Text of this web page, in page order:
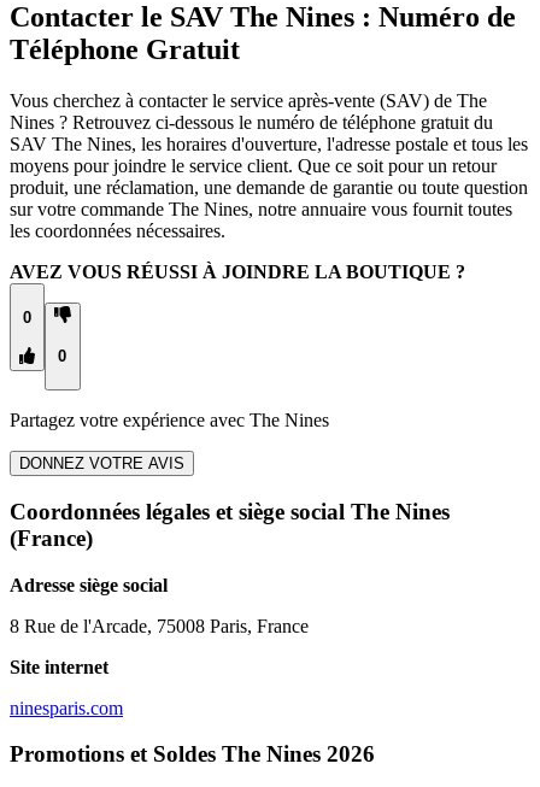
Contacter le SAV The Nines : Numéro de
Téléphone Gratuit
Vous cherchez à contacter le service après-vente (SAV) de The
Nines ? Retrouvez ci-dessous le numéro de téléphone gratuit du
SAV The Nines, les horaires d'ouverture, l'adresse postale et tous les
moyens pour joindre le service client. Que ce soit pour un retour
produit, une réclamation, une demande de garantie ou toute question
sur votre commande The Nines, notre annuaire vous fournit toutes
les coordonnées nécessaires.
AVEZ VOUS RÉUSSI À JOINDRE LA BOUTIQUE ?
0
0
Partagez votre expérience avec The Nines
DONNEZ VOTRE AVIS
Coordonnées légales et siège social The Nines
(France)
Adresse siège social
8 Rue de l'Arcade, 75008 Paris, France
Site internet
ninesparis.com
Promotions et Soldes The Nines 2026